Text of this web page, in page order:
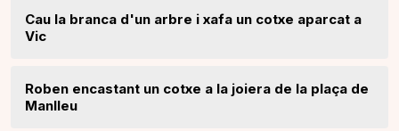
Cau la branca d'un arbre i xafa un cotxe aparcat a
Vic
Roben encastant un cotxe a la joiera de la plaça de
Manlleu